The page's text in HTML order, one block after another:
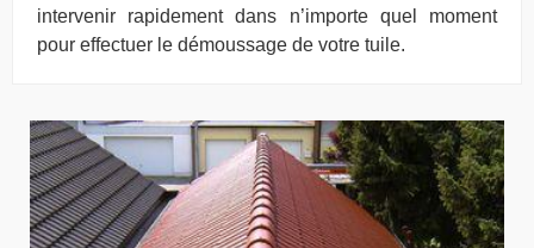
intervenir rapidement dans n’importe quel moment
pour effectuer le démoussage de votre tuile.